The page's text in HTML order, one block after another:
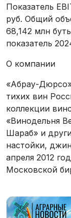
Показатель
руб. Общий
68,142 млн
показатель
О компании
«Абрау-
тихих вин
коллекции
«Винодельня
Шараб» и
настойки,
апреля 2012
Московской